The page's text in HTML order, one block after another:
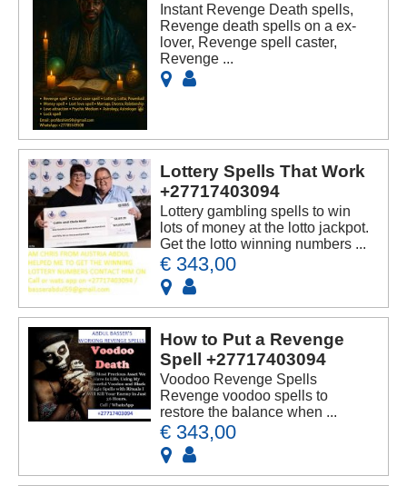
Instant Revenge Death spells,
Revenge death spells on a ex-
lover, Revenge spell caster,
Revenge ...
Lottery Spells That Work
+27717403094
Lottery gambling spells to win
lots of money at the lotto jackpot.
Get the lotto winning numbers ...
€ 343,00
How to Put a Revenge
Spell +27717403094
Voodoo Revenge Spells
Revenge voodoo spells to
restore the balance when ...
€ 343,00